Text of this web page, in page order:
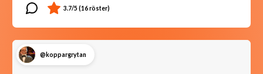
@koppargrytan